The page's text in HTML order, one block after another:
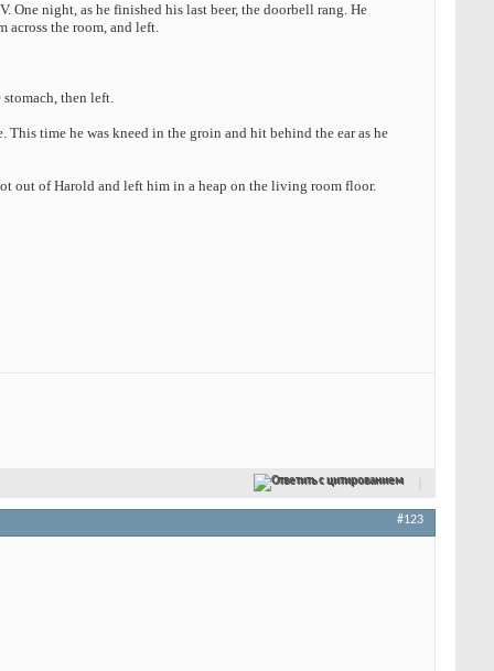
night, as he finished his last beer, the doorbell rang. He
across the room, and left.
then left.
time he was kneed in the groin and hit behind the ear as he
out of Harold and left him in a heap on the living room floor.
Ответить с цитированием
#123